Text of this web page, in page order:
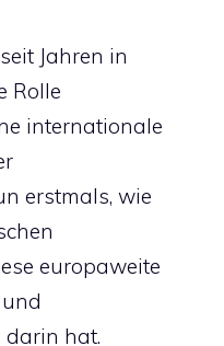
Jahren in
Rolle
internationale
erstmals, wie
europaweite
darin hat.